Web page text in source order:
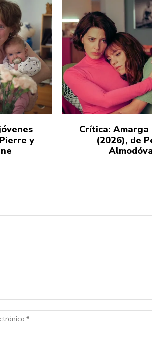
y
Crítica: Amarga
(2026), de